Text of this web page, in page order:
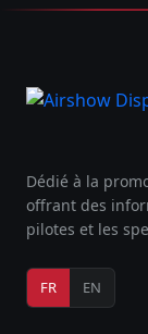
Dédié à la
offrant des
pilotes et les
FR EN